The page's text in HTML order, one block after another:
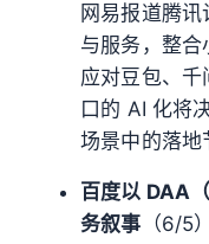
网易报道腾
与服务，整合
应对豆包、
口的 AI 化将
场景中的落地
百度以 DAA
务叙事 （6/5）